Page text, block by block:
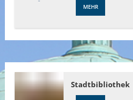
MEHR
Stadtbibliothek